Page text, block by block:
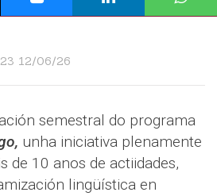
12/06/26
semestral do programa
unha iniciativa plenamente
de 10 anos de actiidades,
lingüística en